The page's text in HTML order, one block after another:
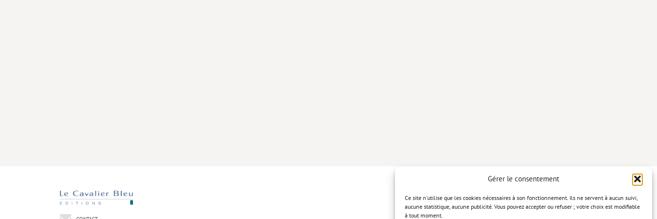
Gérer le consentement
Ce site n'utilise que les cookies nécessaires à son fonctionnement. Ils ne servent à aucun suivi,
aucune statistique, aucune publicité. Vous pouvez accepter ou refuser ; votre choix est modifiable
à tout moment.
Politique de confidentialité